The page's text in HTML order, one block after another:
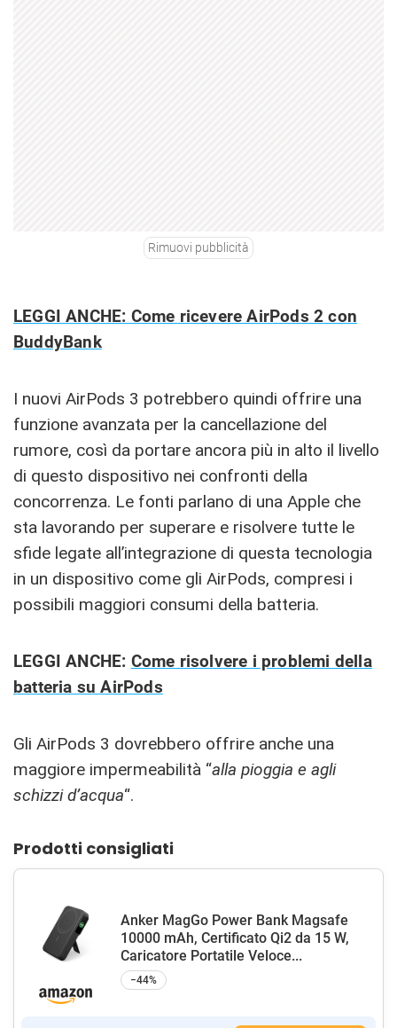
Rimuovi pubblicità
LEGGI ANCHE: Come ricevere AirPods 2 con
BuddyBank
I nuovi AirPods 3 potrebbero quindi offrire una
funzione avanzata per la cancellazione del
rumore, così da portare ancora più in alto il livello
di questo dispositivo nei confronti della
concorrenza. Le fonti parlano di una Apple che
sta lavorando per superare e risolvere tutte le
sfide legate all’integrazione di questa tecnologia
in un dispositivo come gli AirPods, compresi i
possibili maggiori consumi della batteria.
LEGGI ANCHE: Come risolvere i problemi della
batteria su AirPods
Gli AirPods 3 dovrebbero offrire anche una
maggiore impermeabilità “alla pioggia e agli
schizzi d’acqua“.
Prodotti consigliati
Anker MagGo Power Bank Magsafe
10000 mAh, Certificato Qi2 da 15 W,
Caricatore Portatile Veloce...
−44%